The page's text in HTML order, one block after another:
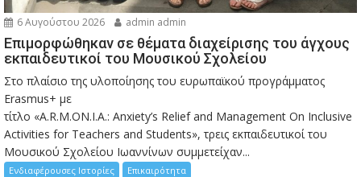
6 Αυγούστου 2026 admin admin
Eπιμορφώθηκαν σε θέματα διαχείρισης του άγχους
εκπαιδευτικοί του Μουσικού Σχολείου
Στο πλαίσιο της υλοποίησης του ευρωπαϊκού προγράμματος
Erasmus+ με
τίτλο «A.R.M.ON.I.A.: Anxiety’s Relief and Management On Inclusive
Activities for Teachers and Students», τρεις εκπαιδευτικοί του
Μουσικού Σχολείου Ιωαννίνων συμμετείχαν...
Ενδιαφέρουσες Ιστορίες Επικαιρότητα